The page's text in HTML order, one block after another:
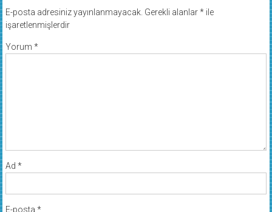
E-posta adresiniz yayınlanmayacak. Gerekli alanlar*ile
işaretlenmişlerdir
Yorum *
Ad *
E-posta *